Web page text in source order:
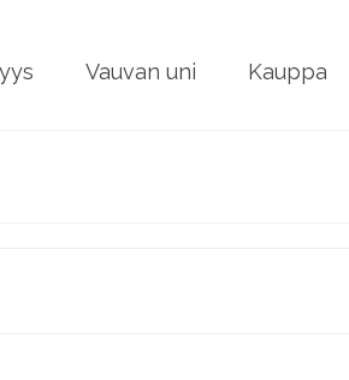
Vauvan uni Kauppa